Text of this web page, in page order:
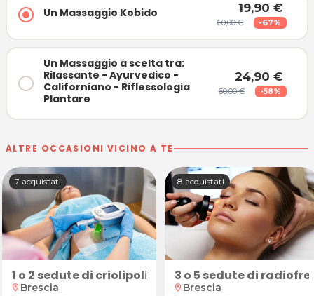
Un Massaggio Kobido 19,90 €
60,00 € -67%
Un Massaggio a scelta tra:
Rilassante - Ayurvedico -
Californiano - Riflessologia
Plantare
24,90 €
60,00 € -58%
ALTRE OCCASIONI VICINO A TE
abbinate a bendaggi presso Beauty Center
7 acquistati
1 o 2 sedute di criolipolisi presso Beauty Center
location_on Brescia
8 acquistati
3 o 5 sedute di
location_on Brescia